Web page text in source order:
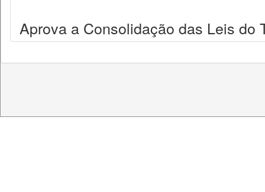
Aprova a Consolidação das Leis do